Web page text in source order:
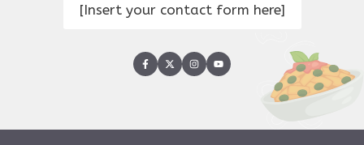
[Insert your contact form here]